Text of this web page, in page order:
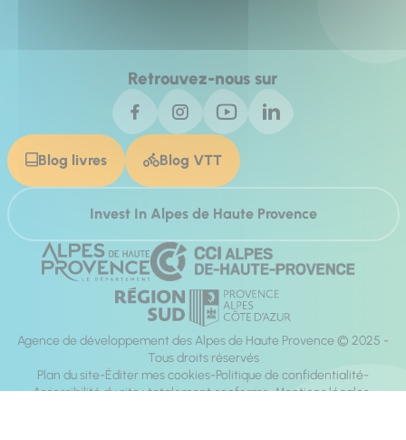
Retrouvez-nous sur
Blog livres Blog VTT
Invest In Alpes de Haute Provence
Agence de développement des Alpes de Haute Provence © 2025 -
Tous droits réservés
Plan du site Éditer mes cookies Politique de confidentialité
Accessibilité du site : totalement conforme Mentions légales